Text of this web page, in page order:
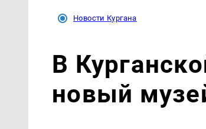
Новости Кургана
В
новый